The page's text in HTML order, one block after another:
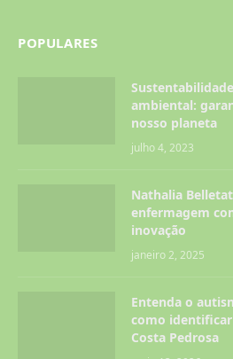
POPULARES
ambiental:
nosso planeta
julho 4, 2023
Nathalia
enfermagem
inovação
janeiro 2, 2025
Entenda o
como identificar
Costa Pedrosa